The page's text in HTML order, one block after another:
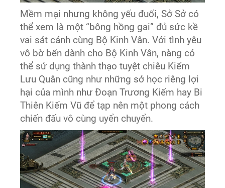
Mềm mại nhưng không yếu đuối, Sở Sở có
thể xem là một “bông hồng gai” đủ sức kề
vai sát cánh cùng Bộ Kinh Vân. Với tình yêu
vô bờ bến dành cho Bộ Kinh Vân, nàng có
thể sử dụng thành thạo tuyệt chiêu Kiếm
Lưu Quân cũng như những sở học riêng lợi
hại của mình như Đoạn Trương Kiếm hay Bi
Thiên Kiếm Vũ để tạp nên một phong cách
chiến đấu vô cùng uyển chuyển.